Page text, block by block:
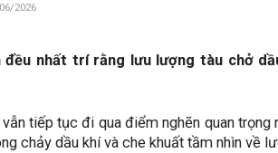
2026
đều nhất trí rằng lưu lượng tàu chở
tiếp tục đi qua điểm nghẽn quan
chảy dầu khí và che khuất tầm nhìn về